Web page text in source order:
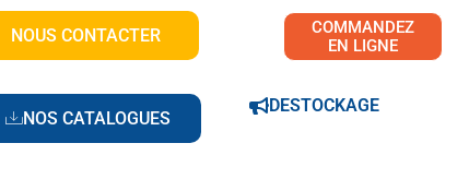
NOUS CONTACTER
NOS CATALOGUES
COMMANDEZ
EN LIGNE
DESTOCKAGE